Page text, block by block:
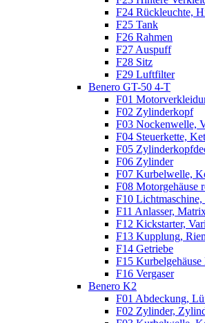
F24 Rückleuchte,
F25 Tank
F26 Rahmen
F27 Auspuff
F28 Sitz
F29 Luftfilter
Benero GT-50 4-T
F01
F02 Zylinderkopf
F03 Nockenwelle,
F04 Steuerkette,
F05
F06 Zylinder
F07 Kurbelwelle,
F08 Motorgehäuse
F10
F11 Anlasser,
F12 Kickstarter,
F13 Kupplung,
F14 Getriebe
F15
F16 Vergaser
Benero K2
F01 Abdeckung,
F02 Zylinder,